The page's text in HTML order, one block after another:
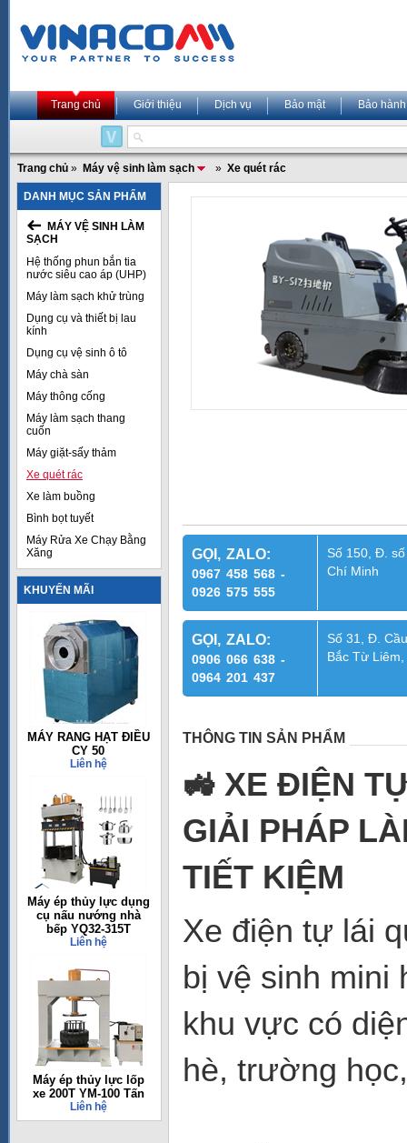
Trang chủ Giới thiệu Dịch vụ Bảo mật Bảo hành
Trang chủ » Máy vệ sinh làm sạch » Xe quét rác
DANH MỤC SẢN PHẨM
MÁY VỆ SINH LÀM
SẠCH
Hệ thống phun bắn tia
nước siêu cao áp (UHP)
Máy làm sạch khử trùng
Dụng cụ và thiết bị lau
kính
Dụng cụ vệ sinh ô tô
Máy chà sàn
Máy thông cống
Máy làm sạch thang
cuốn
Máy giặt-sấy thảm
Xe quét rác
Xe làm buồng
Bình bọt tuyết
Máy Rửa Xe Chạy Bằng
Xăng
KHUYẾN MÃI
MÁY RANG HẠT ĐIỀU
CY 50
Liên hệ
Máy ép thủy lực dụng
cụ nấu nướng nhà
bếp YQ32-315T
Liên hệ
Máy ép thủy lực lốp
xe 200T YM-100 Tấn
Liên hệ
GỌI, ZALO:
0967 458 568 -
0926 575 555
Số 150, Đ.
Chí Minh
GỌI, ZALO:
0906 066 638 -
0964 201 437
Số 31, Đ.
Bắc Từ
THÔNG TIN SẢN PHẨM
🚜 XE ĐIỆN
GIẢI PHÁP
TIẾT KIỆM
Xe điện tự lái
bị vệ sinh mini
khu vực có
hè, trường